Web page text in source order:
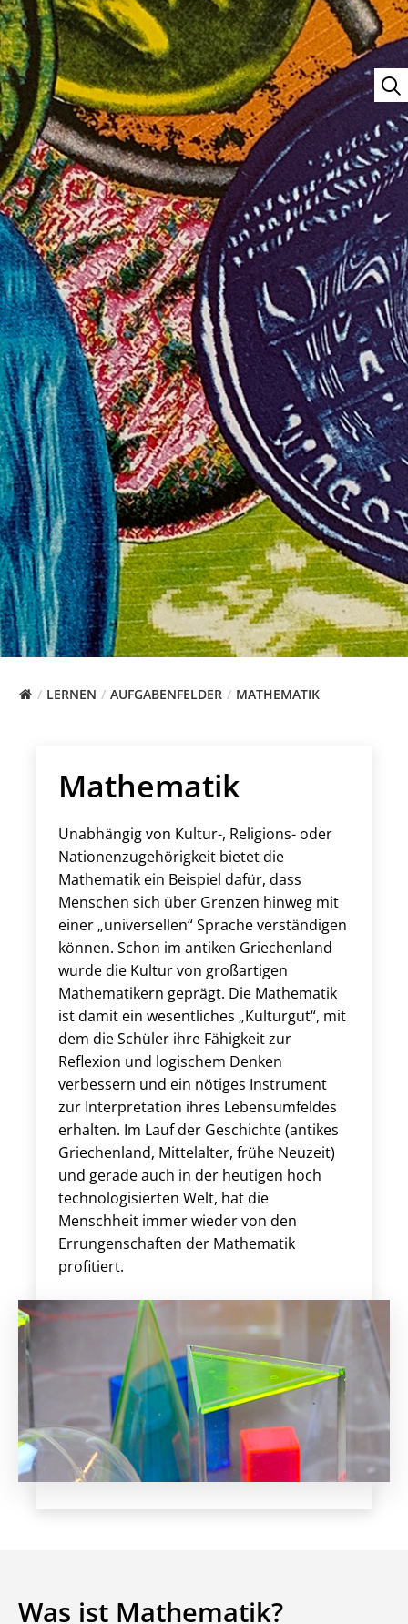
LERNEN AUFGABENFELDER MATHEMATIK
Mathematik
Unabhängig von Kultur-, Religions- oder
Nationenzugehörigkeit bietet die
Mathematik ein Beispiel dafür, dass
Menschen sich über Grenzen hinweg mit
einer „universellen“ Sprache verständigen
können. Schon im antiken Griechenland
wurde die Kultur von großartigen
Mathematikern geprägt. Die Mathematik
ist damit ein wesentliches „Kulturgut“, mit
dem die Schüler ihre Fähigkeit zur
Reflexion und logischem Denken
verbessern und ein nötiges Instrument
zur Interpretation ihres Lebensumfeldes
erhalten. Im Lauf der Geschichte (antikes
Griechenland, Mittelalter, frühe Neuzeit)
und gerade auch in der heutigen hoch
technologisierten Welt, hat die
Menschheit immer wieder von den
Errungenschaften der Mathematik
profitiert.
Was ist Mathematik?